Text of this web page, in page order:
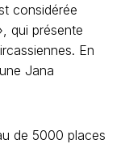
considérée
qui présente
En
Jana
de 5000 places